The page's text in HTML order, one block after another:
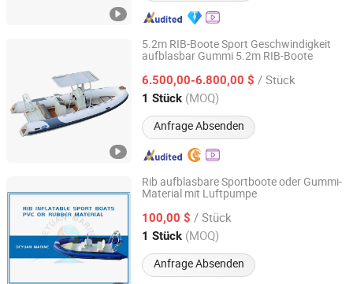
5.2m RIB-Boote Sport Geschwindigkeit
aufblasbar Gummi 5.2m RIB-Boote
6.500,00-6.800,00 $ / Stück
1 Stück (MOQ)
Anfrage Absenden
Qingdao Hedia Boat Co., Ltd.
Shandong, China Seit 2020
Rib aufblasbare Sportboote oder Gummi-
Material mit Luftpumpe
100,00 $ / Stück
1 Stück (MOQ)
Anfrage Absenden
DEYUAN MARINE CO., LTD.
Guangdong, China Seit 2013